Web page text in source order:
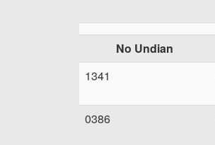
No Undian
1341
0386